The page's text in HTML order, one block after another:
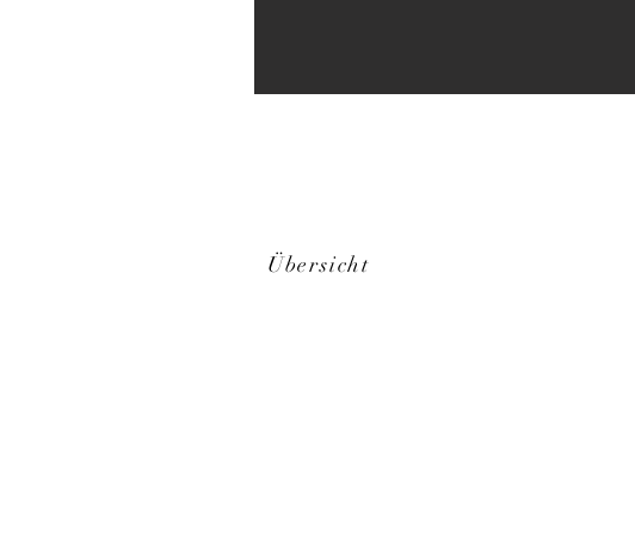
Übersicht